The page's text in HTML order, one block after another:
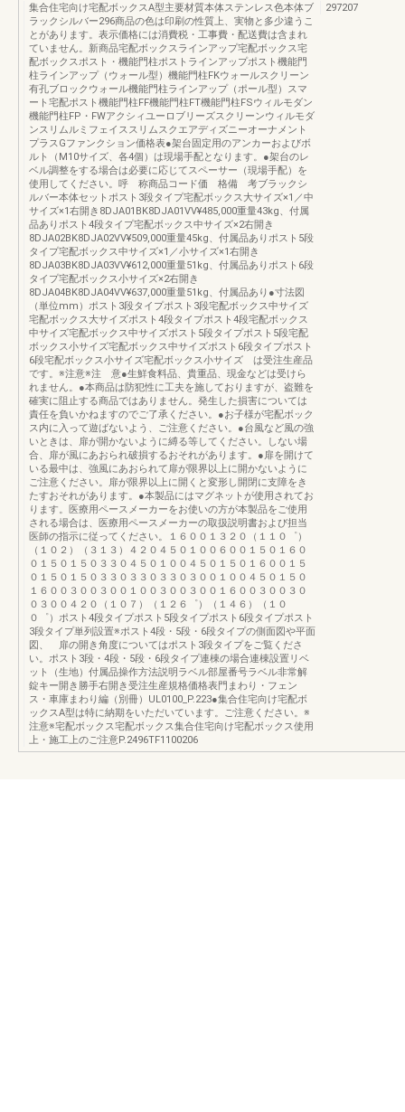
集合住宅向け宅配ボックスA型主要材質本体ステンレス色本体ブ
ラックシルバー296商品の色は印刷の性質上、実物と多少違うこ
とがあります。表示価格には消費税・工事費・配送費は含まれ
ていません。新商品宅配ボックスラインアップ宅配ボックス宅
配ボックスポスト・機能門柱ポストラインアップポスト機能門
柱ラインアップ（ウォール型）機能門柱FKウォールスクリーン
有孔ブロックウォール機能門柱ラインアップ（ポール型）スマ
ート宅配ポスト機能門柱FF機能門柱FT機能門柱FSウィルモダン
機能門柱FP・FWアクシィユーロブリーズスクリーンウィルモダ
ンスリムルミフェイススリムスクエアディズニーオーナメント
プラスGファンクション価格表●架台固定用のアンカーおよびボ
ルト（M10サイズ、各4個）は現場手配となります。●架台のレ
ベル調整をする場合は必要に応じてスペーサー（現場手配）を
使用してください。呼 称商品コード価 格備 考ブラックシ
ルバー本体セットポスト3段タイプ宅配ボックス大サイズ×1／中
サイズ×1右開き8DJA01BK8DJA01VV¥485,000重量43kg、付属
品ありポスト4段タイプ宅配ボックス中サイズ×2右開き
8DJA02BK8DJA02VV¥509,000重量45kg、付属品ありポスト5段
タイプ宅配ボックス中サイズ×1／小サイズ×1右開き
8DJA03BK8DJA03VV¥612,000重量51kg、付属品ありポスト6段
タイプ宅配ボックス小サイズ×2右開き
8DJA04BK8DJA04VV¥637,000重量51kg、付属品あり●寸法図
（単位mm）ポスト3段タイプポスト3段宅配ボックス中サイズ
宅配ボックス大サイズポスト4段タイプポスト4段宅配ボックス
中サイズ宅配ボックス中サイズポスト5段タイプポスト5段宅配
ボックス小サイズ宅配ボックス中サイズポスト6段タイプポスト
6段宅配ボックス小サイズ宅配ボックス小サイズ は受注生産品
です。※注意※注 意●生鮮食料品、貴重品、現金などは受けら
れません。●本商品は防犯性に工夫を施しておりますが、盗難を
確実に阻止する商品ではありません。発生した損害については
責任を負いかねますのでご了承ください。●お子様が宅配ボック
ス内に入って遊ばないよう、ご注意ください。●台風など風の強
いときは、扉が開かないように縛る等してください。しない場
合、扉が風にあおられ破損するおそれがあります。●扉を開けて
いる最中は、強風にあおられて扉が限界以上に開かないように
ご注意ください。扉が限界以上に開くと変形し開閉に支障をき
たすおそれがあります。●本製品にはマグネットが使用されてお
ります。医療用ペースメーカーをお使いの方が本製品をご使用
される場合は、医療用ペースメーカーの取扱説明書および担当
医師の指示に従ってください。１６００１３２０（１１０゜）
（１０２）（３１３）４２０４５０１００６００１５０１６０
０１５０１５０３３０４５０１００４５０１５０１６００１５
０１５０１５０３３０３３０３３０３００１００４５０１５０
１６００３００３００１００３００３００１６００３００３０
０３００４２０（１０７）（１２６゜）（１４６）（１０
０゜）ポスト4段タイプポスト5段タイプポスト6段タイプポスト
3段タイプ単列設置※ポスト4段・5段・6段タイプの側面図や平面
図、 扉の開き角度についてはポスト3段タイプをご覧くださ
い。ポスト3段・4段・5段・6段タイプ連棟の場合連棟設置リベ
ット（生地）付属品操作方法説明ラベル部屋番号ラベル非常解
錠キー開き勝手右開き受注生産規格価格表門まわり・フェン
ス・車庫まわり編（別冊）UL0100_P.223●集合住宅向け宅配ボ
ックスA型は特に納期をいただいています。ご注意ください。※
注意※宅配ボックス宅配ボックス集合住宅向け宅配ボックス使用
上・施工上のご注意P.2496TF1100206
297207